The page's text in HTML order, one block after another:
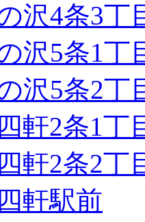
沢4条3丁
沢5条1丁
沢5条2丁
軒2条1丁
軒2条2丁
軒駅前